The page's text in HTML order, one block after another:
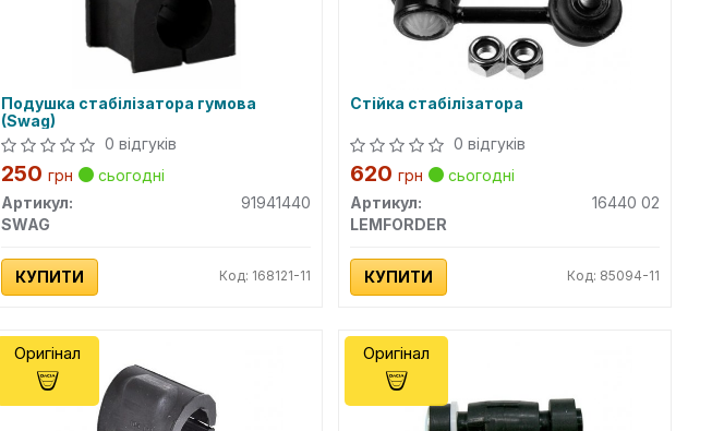
Подушка стабілізатора гумова
(Swag)
0 відгуків
250грн
сьогодні
Артикул:
91941440
SWAG
КУПИТИ Код: 168121-11
Стійка стабілізатора
0 відгуків
620грн
сьогодні
Артикул:
16440 02
LEMFORDER
КУПИТИ Код: 85094-11
Оригінал Оригінал